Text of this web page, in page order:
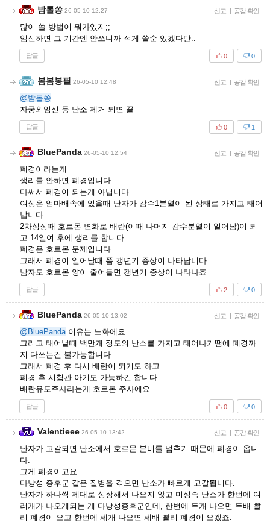
밤톨쏭 26-05-10 12:27 신고 | 공감 확인
많이 쓸 방법이 뭐가있지;;
임신하면 그 기간엔 안쓰니까 적게 쓸순 있겠다만..
답글 0
0
봄봄봉필 26-05-10 12:48 신고 | 공감 확인
@밤톨쏭
자궁외임신 등 난소 제거 되면 끝
답글 1
0
BluePanda 26-05-10 12:54 신고 | 공감 확인
폐경이라는게
생리를 안하면 폐경입니다
다써서 폐경이 되는게 아닙니다
여성은 엄마배속에 있을때 난자가 감수1분열이 된 상태로 가지고 태어
납니다
2차성징때 호르몬 변화로 배란(이때 나머지 감수분열이 일어남)이 되
고 14일여 후에 생리를 합니다
폐경은 호르몬 문제입니다
그래서 폐경이 일어날때 쯤 갱년기 증상이 나타납니다
남자도 호르몬 양이 줄어들면 갱년기 증상이 나타나죠
답글 0
2
BluePanda 26-05-10 13:02 신고 | 공감 확인
@BluePanda이유는 노화에요
그리고 태어날때 백만개 정도의 난소를 가지고 태어나기땜에 폐경까
지 다쓰는건 불가능합니다
그래서 폐경 후 다시 배란이 되기도 하고
폐경 후 시험관 아기도 가능하긴 합니다
배란유도주사라는게 호르몬 주사에요
답글 0
0
Valentieee 26-05-10 13:42 신고 | 공감 확인
난자가 고갈되면 난소에서 호르몬 분비를 멈추기 때문에 폐경이 옵니
다.
그게 폐경이고요.
다낭성 증후군 같은 질병을 겪으면 난소가 빠르게 고갈됩니다.
난자가 하나씩 제대로 성장해서 나오지 않고 미성숙 난소가 한번에 여
러개가 나오게되는 게 다낭성증후군인데, 한번에 두개 나오면 두배 빨
리 폐경이 오고 한번에 세개 나오면 세배 빨리 폐경이 오겠죠.